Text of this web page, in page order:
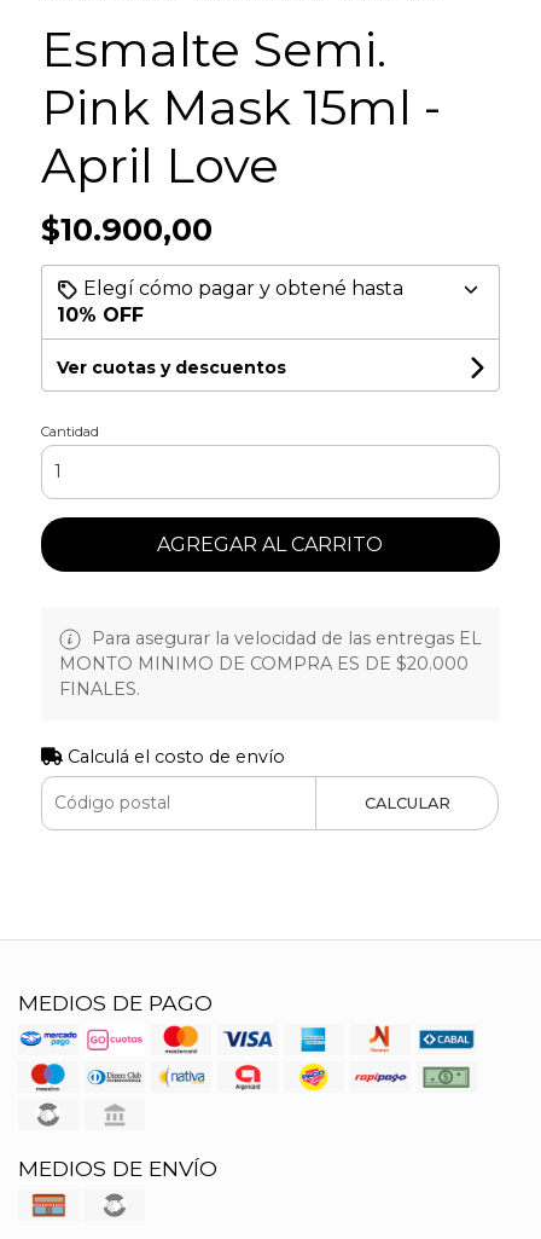
Esmalte Semi.
Pink Mask 15ml -
April Love
$10.900,00
Elegí cómo pagar y obtené hasta
10% OFF
Ver cuotas y descuentos
Cantidad
AGREGAR AL CARRITO
Para asegurar la velocidad de las entregas EL
MONTO MINIMO DE COMPRA ES DE $20.000
FINALES.
Calculá el costo de envío
CALCULAR
MEDIOS DE PAGO
MEDIOS DE ENVÍO